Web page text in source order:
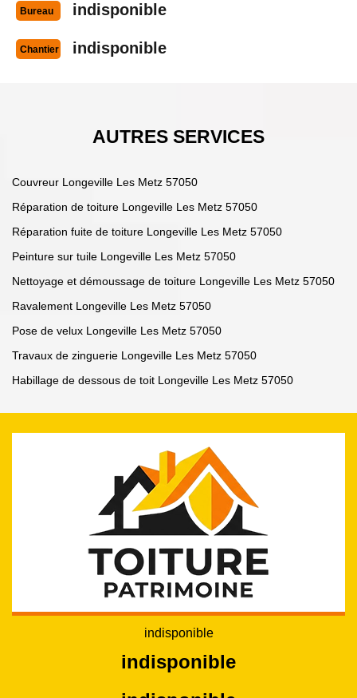
Bureau indisponible
Chantier indisponible
AUTRES SERVICES
Couvreur Longeville Les Metz 57050
Réparation de toiture Longeville Les Metz 57050
Réparation fuite de toiture Longeville Les Metz 57050
Peinture sur tuile Longeville Les Metz 57050
Nettoyage et démoussage de toiture Longeville Les Metz 57050
Ravalement Longeville Les Metz 57050
Pose de velux Longeville Les Metz 57050
Travaux de zinguerie Longeville Les Metz 57050
Habillage de dessous de toit Longeville Les Metz 57050
indisponible
indisponible